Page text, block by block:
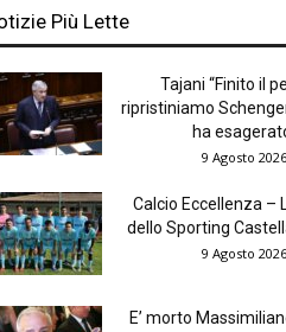
Più Lette
Tajani “Finito il
ripristiniamo
ha
9 Agosto 2026
Calcio Eccellenza –
dello Sporting
9 Agosto 2026
E’ morto